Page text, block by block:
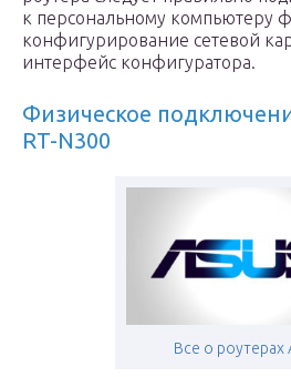
к персональному компьютеру
конфигурирование сетевой
интерфейс конфигуратора.
Физическое
RT-N300
Все о роутерах